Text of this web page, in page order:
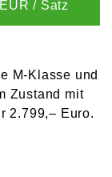
/ Satz
M-Klasse und
Zustand mit
2.799,– Euro.